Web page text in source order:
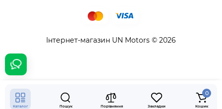
Каталог Пошук Порівняння Закладки
0
Кошик
483₴ В кошик
Інтернет-магазин UN Motors © 2026